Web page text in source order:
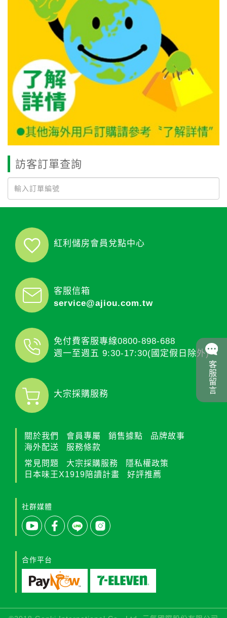
訪客訂單查詢
紅利儲房會員兌點中心
客服信箱
service@ajiou.com.tw
免付費客服專線0800-898-688
週一至週五 9:30-17:30(國定假日除外)
大宗採購服務
關於我們 會員專屬 銷售據點
品牌故事
海外配送
服務條款
常見問題
大宗採購服務
隱私權政策
日本味王X1919陪讀計畫
好評推薦
社群媒體
合作平台
客服留言